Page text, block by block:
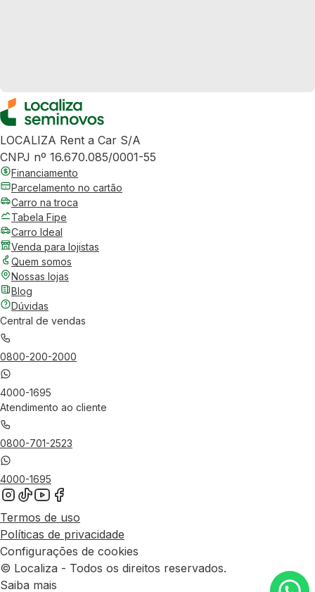
LOCALIZA Rent a Car S/A
CNPJ nº 16.670.085/0001-55
Financiamento
Parcelamento no cartão
Carro na troca
Tabela Fipe
Carro Ideal
Venda para lojistas
Quem somos
Nossas lojas
Blog
Dúvidas
Central de vendas
0800-200-2000
4000-1695
Atendimento ao cliente
0800-701-2523
4000-1695
Termos de uso
Políticas de privacidade
Configurações de cookies
© Localiza - Todos os direitos reservados.
Saiba mais